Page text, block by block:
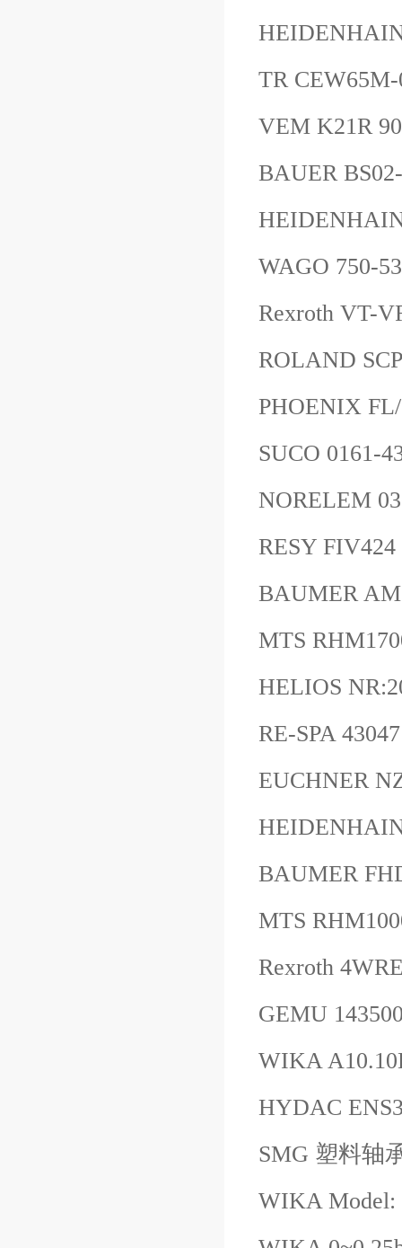
TR
VEM K21R
BAUER
WAGO 750-
Rexroth VT-
ROLAND
PHOENIX
SUCO 0161-
NORELEM
RESY
BAUMER
MTS
HELIOS
RE-SPA
EUCHNER
BAUMER
MTS
Rexroth
GEMU
WIKA
HYDAC
SMG 塑料轴
WIKA Model: